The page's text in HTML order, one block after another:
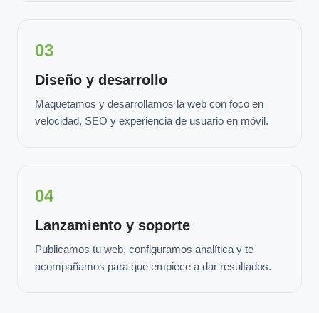
03
Diseño y desarrollo
Maquetamos y desarrollamos la web con foco en
velocidad, SEO y experiencia de usuario en móvil.
04
Lanzamiento y soporte
Publicamos tu web, configuramos analítica y te
acompañamos para que empiece a dar resultados.